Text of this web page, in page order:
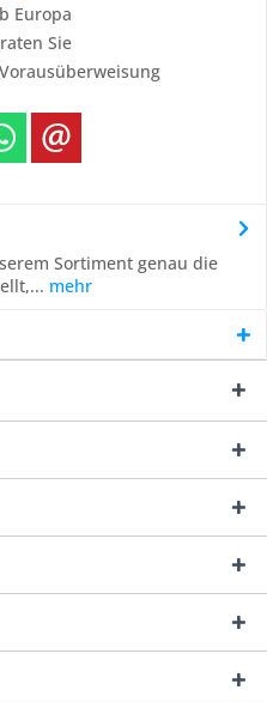
Europa
Sie
Sortiment genau die
mehr